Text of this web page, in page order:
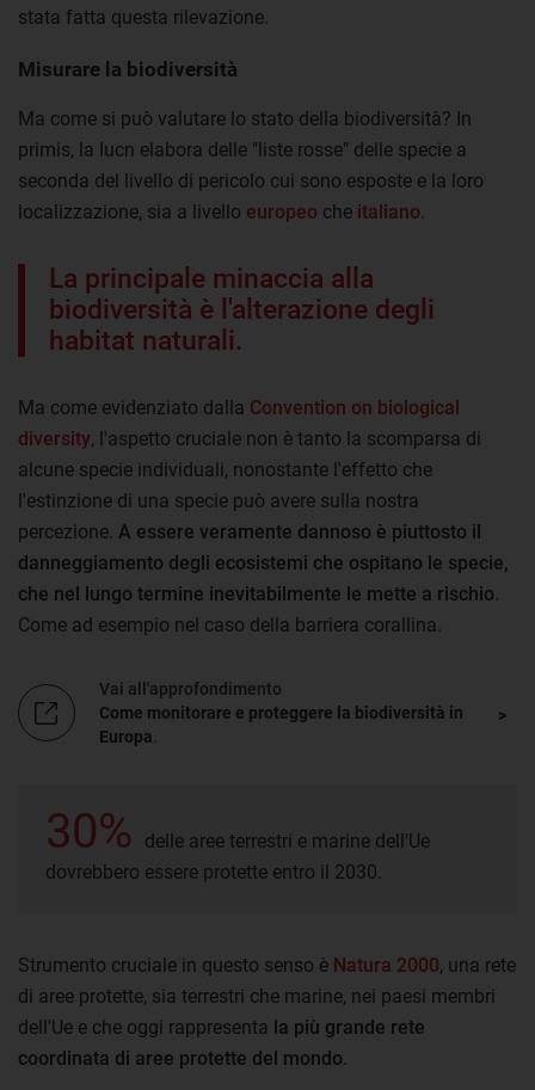
stata fatta questa rilevazione.
Misurare la biodiversità
Ma come si può valutare lo stato della biodiversità? In
primis, la Iucn elabora delle "liste rosse" delle specie a
seconda del livello di pericolo cui sono esposte e la loro
localizzazione, sia a livello europeo che italiano
La principale minaccia alla
biodiversità è l'alterazione degli
habitat naturali.
Ma come evidenziato dalla Convention on biological
diversity, l'aspetto cruciale non è tanto la scomparsa di
alcune specie individuali, nonostante l'effetto che
l'estinzione di una specie può avere sulla nostra
percezione. A essere veramente dannoso è piuttosto il
danneggiamento degli ecosistemi che ospitano le specie,
che nel lungo termine inevitabilmente le mette a rischio
Come ad esempio nel caso della barriera corallina.
Vai all'approfondimento
Come monitorare e proteggere la biodiversità in
Europa
30%
delle aree terrestri e marine dell'Ue
dovrebbero essere protette entro il 2030.
Strumento cruciale in questo senso è Natura 2000, una rete
di aree protette, sia terrestri che marine, nei paesi membri
dell'Ue e che oggi rappresenta la più grande rete
coordinata di aree protette del mondo